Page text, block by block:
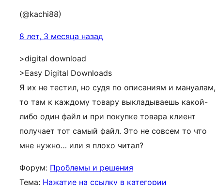
(@kachi88)
8 лет, 3 месяца назад
>digital download
>Easy Digital Downloads
Я их не тестил, но судя по описаниям и мануалам,
то там к каждому товару выкладываешь какой-
либо один файл и при покупке товара клиент
получает тот самый файл. Это не совсем то что
мне нужно… или я плохо читал?
Форум: Проблемы и решения
Тема: Нажатие на ссылку в категории